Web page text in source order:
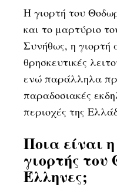
Η γιορτή του
και το μαρτύριο
Συνήθως, η γιορτή
θρησκευτικές
ενώ παράλληλα
παραδοσιακές
περιοχές της
Ποια είναι
γιορτής
Έλληνες;